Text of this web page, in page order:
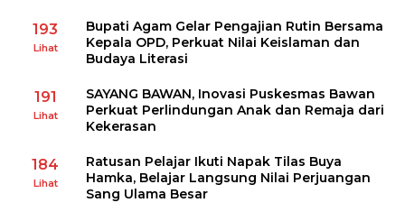
193
Lihat
Bupati Agam Gelar Pengajian Rutin Bersama
Kepala OPD, Perkuat Nilai Keislaman dan
Budaya Literasi
191
Lihat
SAYANG BAWAN, Inovasi Puskesmas Bawan
Perkuat Perlindungan Anak dan Remaja dari
Kekerasan
184
Lihat
Ratusan Pelajar Ikuti Napak Tilas Buya
Hamka, Belajar Langsung Nilai Perjuangan
Sang Ulama Besar